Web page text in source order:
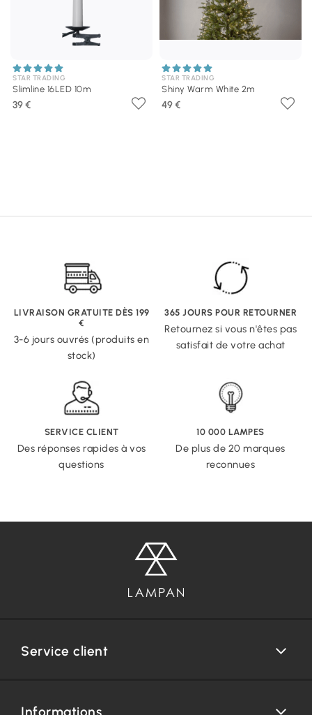
STAR TRADING
Slimline 16LED 10m
39 €
STAR TRADING
Shiny Warm White 2m
49 €
LIVRAISON GRATUITE DÈS 199
€
3-6 jours ouvrés (produits en
stock)
365 JOURS POUR RETOURNER
Retournez si vous n'êtes pas
satisfait de votre achat
SERVICE CLIENT
Des réponses rapides à vos
questions
10 000 LAMPES
De plus de 20 marques
reconnues
Service client
Informations